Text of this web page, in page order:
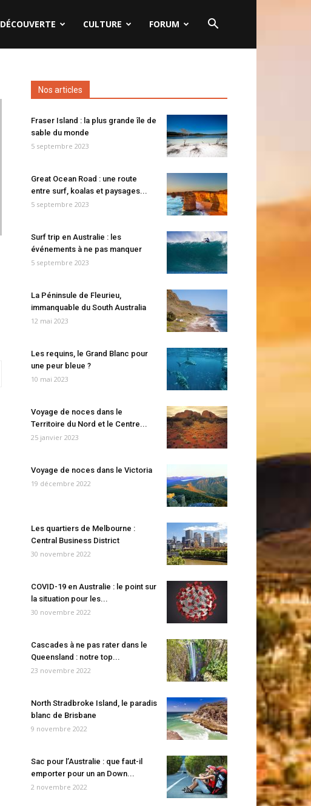
DÉCOUVERTE CULTURE FORUM
Nos articles
Fraser Island : la plus grande île de
sable du monde
5 septembre 2023
Great Ocean Road : une route
entre surf, koalas et paysages...
5 septembre 2023
Surf trip en Australie : les
événements à ne pas manquer
5 septembre 2023
La Péninsule de Fleurieu,
immanquable du South Australia
12 mai 2023
Les requins, le Grand Blanc pour
une peur bleue ?
10 mai 2023
Voyage de noces dans le
Territoire du Nord et le Centre...
25 janvier 2023
Voyage de noces dans le Victoria
19 décembre 2022
Les quartiers de Melbourne :
Central Business District
30 novembre 2022
COVID-19 en Australie : le point sur
la situation pour les...
30 novembre 2022
Cascades à ne pas rater dans le
Queensland : notre top...
23 novembre 2022
North Stradbroke Island, le paradis
blanc de Brisbane
9 novembre 2022
Sac pour l’Australie : que faut-il
emporter pour un an Down...
2 novembre 2022